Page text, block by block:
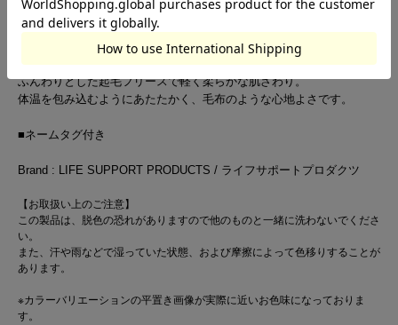
便利な一着です。
ふんわりと起毛した、軽く柔らかなフリース素材
ふんわりとした起毛フリースで軽く柔らかな肌ざわり。
体温を包み込むようにあたたかく、毛布のような心地よさです。
■ネームタグ付き
Brand : LIFE SUPPORT PRODUCTS / ライフサポートプロダクツ
【お取扱い上のご注意】
この製品は、脱色の恐れがありますので他のものと一緒に洗わないでくださ
い。
また、汗や雨などで湿っていた状態、および摩擦によって色移りすることが
あります。
※カラーバリエーションの平置き画像が実際に近いお色味になっておりま
す。